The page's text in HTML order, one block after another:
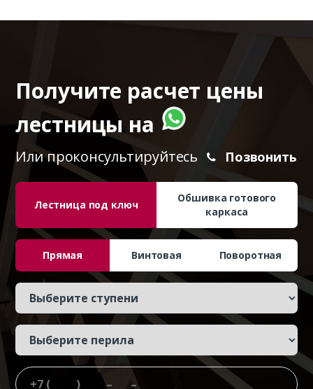
Получите расчет цены
лестницы на
Или проконсультируйтесь Позвонить
Лестница под ключ
Обшивка готового
каркаса
Прямая Винтовая Поворотная